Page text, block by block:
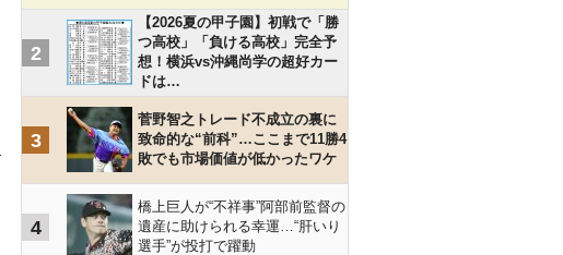
2
【2026夏の甲子園】初戦で「勝
つ高校」「負ける高校」完全予
想！横浜vs沖縄尚学の超好カー
ドは…
3
菅野智之トレード不成立の裏に
致命的な“前科”…ここまで11勝4
敗でも市場価値が低かったワケ
4
橋上巨人が“不祥事”阿部前監督の
遺産に助けられる幸運…“肝いり
選手”が投打で躍動